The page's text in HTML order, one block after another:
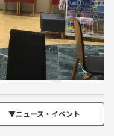
▼ニュース・イベント